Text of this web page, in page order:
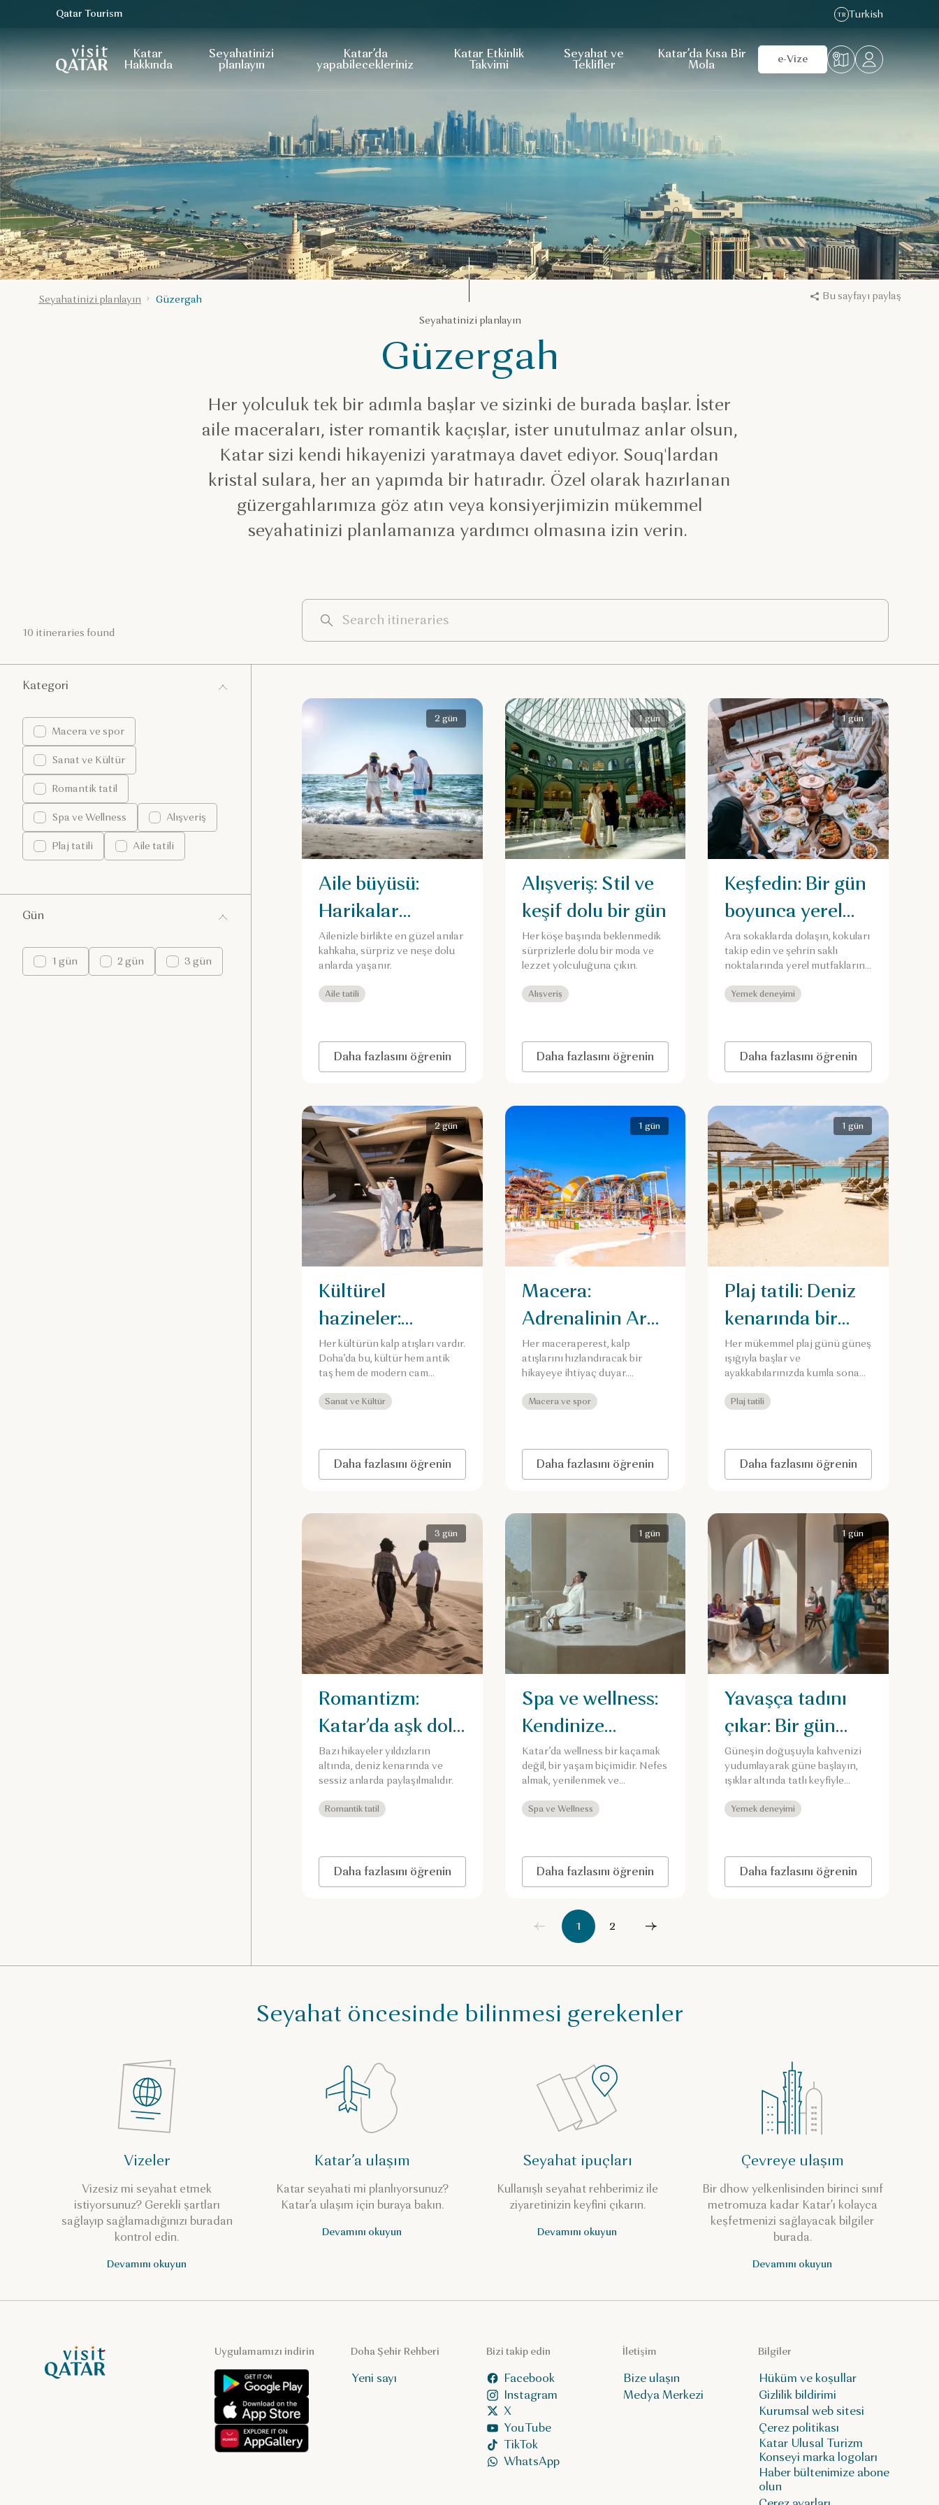
VisitQatar Ana Sayfası
Qatar Tourism TR Turkish
Katar
Hakkında
Seyahatinizi
planlayın
Katar’da
yapabilecekleriniz
Katar Etkinlik
Takvimi
Seyahat ve
Teklifler
Katar’da Kısa Bir
Mola
e-Vize
Seyahatinizi planlayın Güzergah Bu sayfayı paylaş
Seyahatinizi planlayın
Güzergah
Her yolculuk tek bir adımla başlar ve sizinki de burada başlar. İster
aile maceraları, ister romantik kaçışlar, ister unutulmaz anlar olsun,
Katar sizi kendi hikayenizi yaratmaya davet ediyor. Souq'lardan
kristal sulara, her an yapımda bir hatıradır. Özel olarak hazırlanan
güzergahlarımıza göz atın veya konsiyerjimizin mükemmel
seyahatinizi planlamanıza yardımcı olmasına izin verin.
10 itineraries found
Kategori
Macera ve spor
Sanat ve Kültür
Romantik tatil
Spa ve Wellness Alışveriş
Plaj tatili Aile tatili
Gün
1 gün 2 gün 3 gün
2 gün
Aile büyüsü:
Harikalar
diyarında iki gün
Ailenizle birlikte en güzel anılar
kahkaha, sürpriz ve neşe dolu
anlarda yaşanır.
Aile tatili
Daha fazlasını öğrenin
1 gün
Alışveriş: Stil ve
keşif dolu bir gün
Her köşe başında beklenmedik
sürprizlerle dolu bir moda ve
lezzet yolculuğuna çıkın.
Alışveriş
Daha fazlasını öğrenin
1 gün
Keşfedin: Bir gün
boyunca yerel
lezzetler
Ara sokaklarda dolaşın, kokuları
takip edin ve şehrin saklı
noktalarında yerel mutfakların
keşfedin.
Yemek deneyimi
Daha fazlasını öğrenin
2 gün
Kültürel
hazineler:
Doha’da kültürel
bir kaçamak
Her kültürün kalp atışları vardır.
Doha’da bu, kültür hem antik
taş hem de modern cam
Sanat ve Kültür
Daha fazlasını öğrenin
1 gün
Macera:
Adrenalinin Arap
ruhuyla
buluştuğu yer
Her maceraperest, kalp
atışlarını hızlandıracak bir
hikayeye ihtiyaç duyar.
heyecan başlıyor.
Macera ve spor
Daha fazlasını öğrenin
1 gün
Plaj tatili: Deniz
kenarında bir
gün
Her mükemmel plaj günü güneş
ışığıyla başlar ve
ayakkabılarınızda kumla sona
Plaj tatili
Daha fazlasını öğrenin
3 gün
Romantizm:
Katar’da aşk dolu
üç gün
Bazı hikayeler yıldızların
altında, deniz kenarında ve
sessiz anlarda paylaşılmalıdır.
Romantik tatil
Daha fazlasını öğrenin
1 gün
Spa ve wellness:
Kendinize
ayıracağınız bir
gün
Katar’da wellness bir kaçamak
değil, bir yaşam biçimidir. Nefes
almak, yenilenmek ve
zaman ayırın.
Spa ve Wellness
Daha fazlasını öğrenin
1 gün
Yavaşça tadını
çıkar: Bir gün
boyunca
lezzetler ve
manzaralar
Güneşin doğuşuyla kahvenizi
yudumlayarak güne başlayın,
ışıklar altında tatlı keyfiyle
atıştırmalık lezzetlerin ve şehir
Yemek deneyimi
Daha fazlasını öğrenin
1 2
Seyahat öncesinde bilinmesi gerekenler
Vizeler
Vizesiz mi seyahat etmek
istiyorsunuz? Gerekli şartları
sağlayıp sağlamadığınızı buradan
kontrol edin.
Devamını okuyun
Katar’a ulaşım
Katar seyahati mi planlıyorsunuz?
Katar’a ulaşım için buraya bakın.
Devamını okuyun
Seyahat ipuçları
Kullanışlı seyahat rehberimiz ile
ziyaretinizin keyfini çıkarın.
Devamını okuyun
Çevreye ulaşım
Bir dhow yelkenlisinden birinci sınıf
metromuza kadar Katar’ı kolayca
keşfetmenizi sağlayacak bilgiler
burada.
Devamını okuyun
VisitQatar Ana Sayfası Uygulamamızı indirin Doha Şehir Rehberi
Yeni sayı
Bizi takip edin
Facebook
Instagram
X
YouTube
TikTok
WhatsApp
İletişim
Bize ulaşın
Medya Merkezi
Bilgiler
Hüküm ve koşullar
Gizlilik bildirimi
Kurumsal web sitesi
Çerez politikası
Katar Ulusal Turizm
Konseyi marka logoları
Haber bültenimize abone
olun